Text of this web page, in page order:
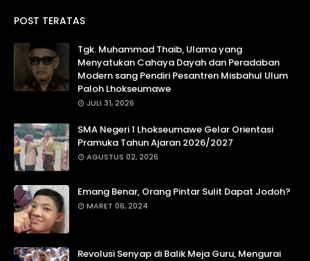
POST TERATAS
Tgk. Muhammad Thaib, Ulama yang
Menyatukan Cahaya Dayah dan Peradaban
Modern sang Pendiri Pesantren Misbahul Ulum
Paloh Lhokseumawe
JULI 31, 2026
SMA Negeri 1 Lhokseumawe Gelar Orientasi
Pramuka Tahun Ajaran 2026/2027
AGUSTUS 02, 2026
Emang Benar, Orang Pintar Sulit Dapat Jodoh?
MARET 06, 2024
Revolusi Senyap di Balik Meja Guru, Mengurai